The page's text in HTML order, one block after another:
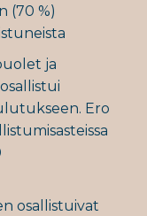
(70 %)
ja
Ero
osallistuivat